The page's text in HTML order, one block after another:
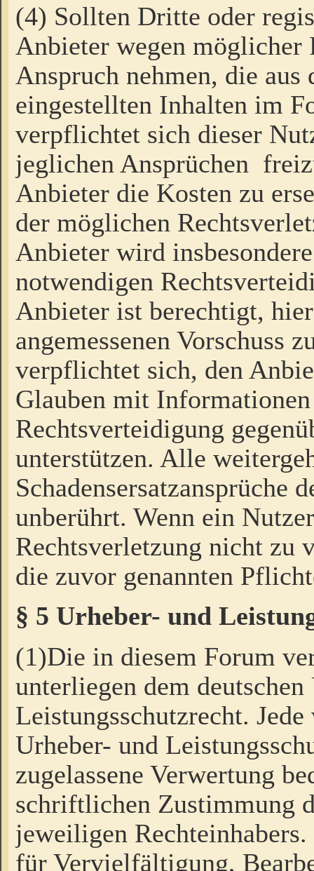
(4) Sollten Dritte oder
Anbieter wegen möglicher
Anspruch nehmen, die
eingestellten Inhalten im
verpflichtet sich dieser
jeglichen Ansprüchen
Anbieter die Kosten zu
der möglichen
Anbieter wird
notwendigen
Anbieter ist berechtigt,
angemessenen Vorschuss
verpflichtet sich, den
Glauben mit
Rechtsverteidigung
unterstützen. Alle
Schadensersatzansprüche
unberührt. Wenn ein
Rechtsverletzung nicht zu
die zuvor genannten
§ 5 Urheber- und
(1)Die in diesem Forum
unterliegen dem
Leistungsschutzrecht.
Urheber- und
zugelassene Verwertung
schriftlichen Zustimmung
jeweiligen
für Vervielfältigung,